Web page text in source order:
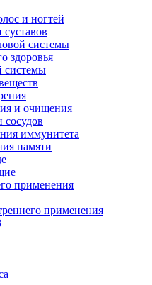
и ногтей
системы
здоровья
системы
и очищения
сосудов
иммунитета
памяти
применения
применения